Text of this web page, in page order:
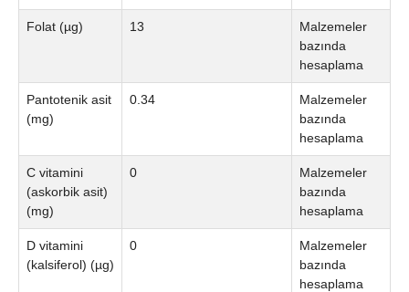
Folat (µg) 13
Malzemeler
bazında
hesaplama
Pantotenik asit
(mg)
0.34
Malzemeler
bazında
hesaplama
C vitamini
(askorbik asit)
(mg)
0
Malzemeler
bazında
hesaplama
D vitamini
(kalsiferol) (µg)
0
Malzemeler
bazında
hesaplama